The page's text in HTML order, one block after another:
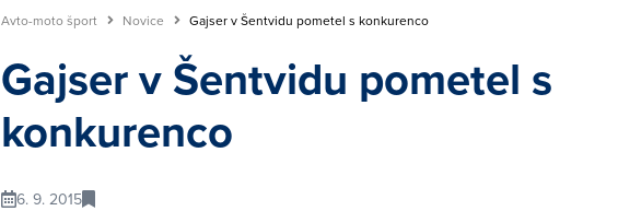
Avto-moto šport Novice Gajser v Šentvidu pometel s konkurenco
Gajser v Šentvidu pometel s
konkurenco
6. 9. 2015